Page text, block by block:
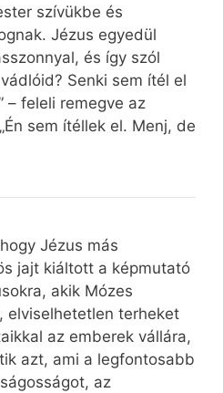
szívükbe és
Jézus egyedül
és így szól
Senki sem ítél el
– feleli remegve az
sem ítéllek el. Menj, de
Jézus más
jajt kiáltott a képmutató
akik Mózes
elviselhetetlen terheket
az emberek vállára,
azt, ami a legfontosabb
az